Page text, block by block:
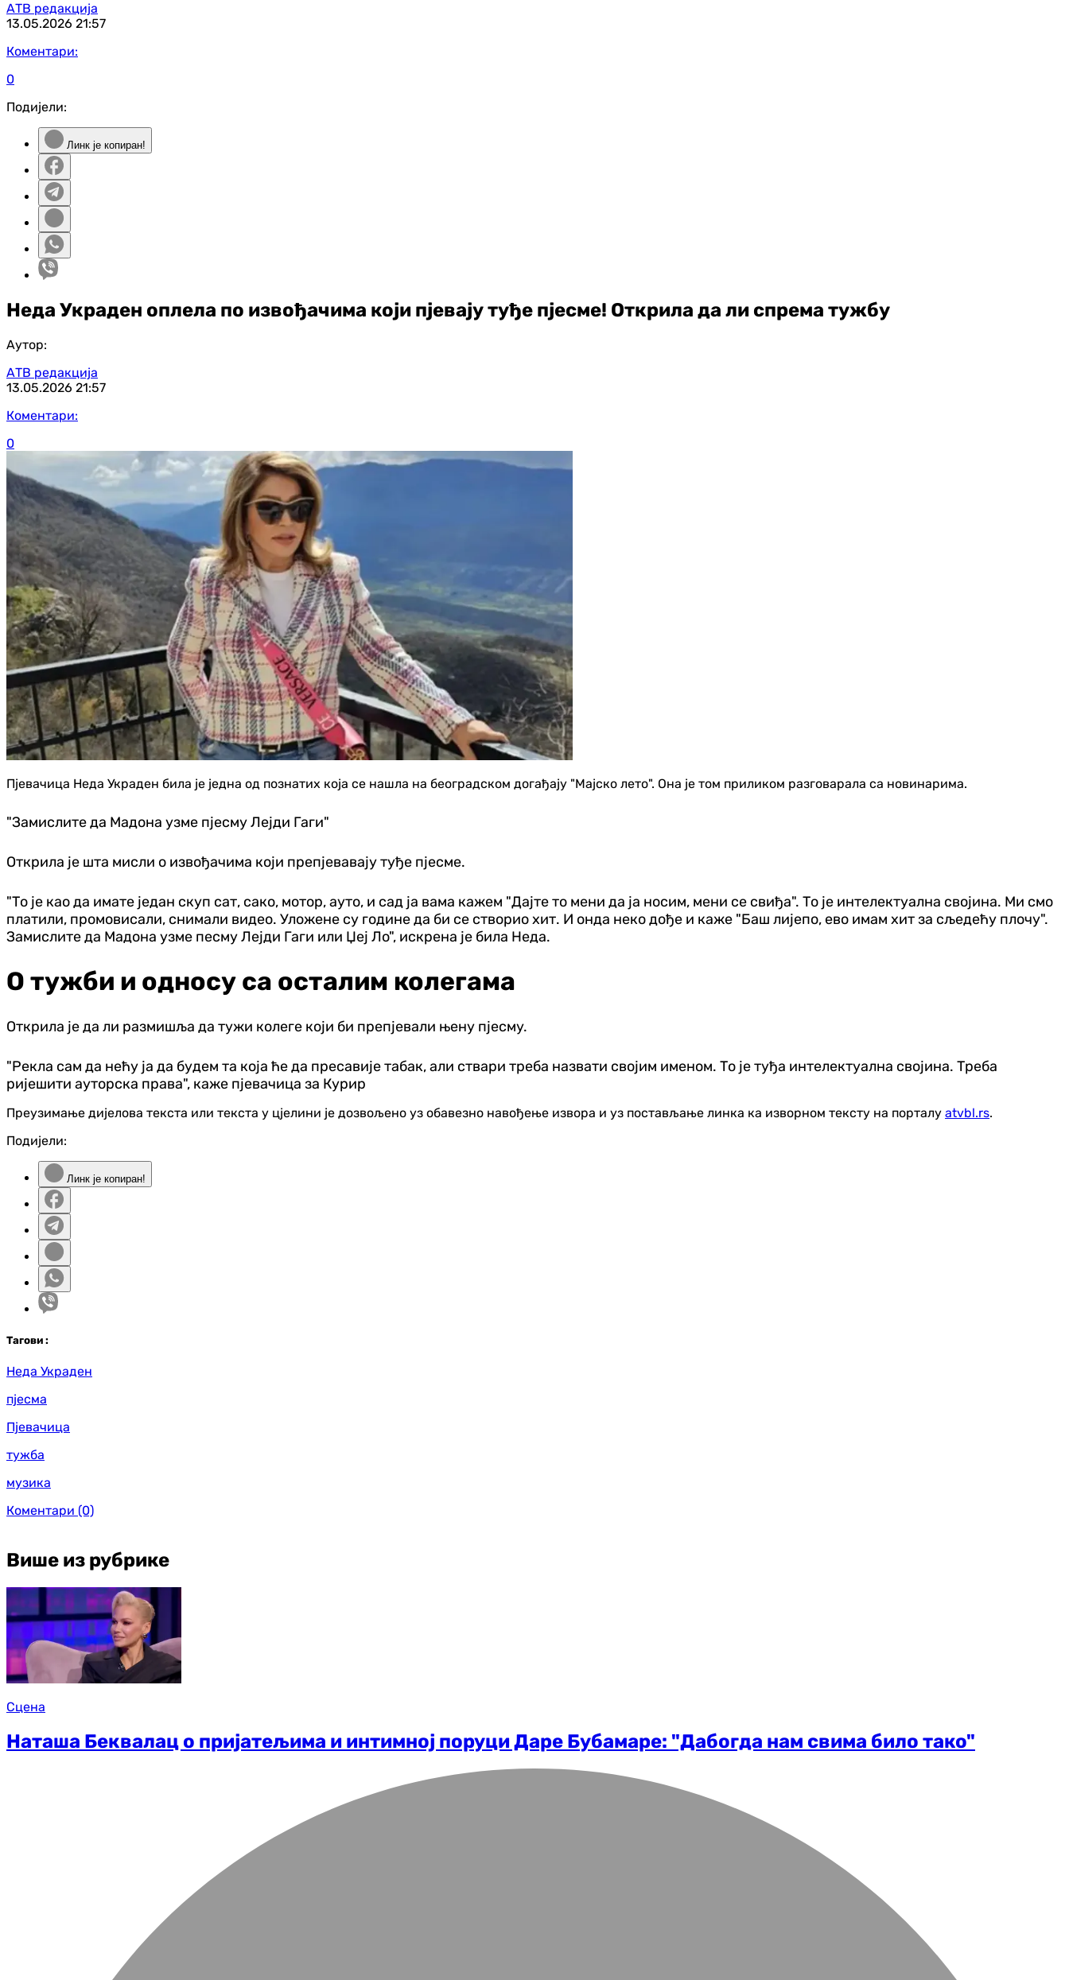
АТВ редакција
13.05.2026 21:57
Коментари:
0
Подијели:
Линк је копиран!
Неда Украден оплела по извођачима који пјевају туђе пјесме! Открила да ли спрема тужбу
Аутор:
АТВ редакција
13.05.2026 21:57
Коментари:
0
Пјевачица Неда Украден била је једна од познатих која се нашла на београдском догађају "Мајско лето". Она је том приликом разговарала са новинарима.
"Замислите да Мадона узме пјесму Лејди Гаги"
Открила је шта мисли о извођачима који препјевавају туђе пјесме.
"То је као да имате један скуп сат, сако, мотор, ауто, и сад ја вама кажем "Дајте то мени да ја носим, мени се свиђа". То је интелектуална својина. Ми смо
платили, промовисали, снимали видео. Уложене су године да би се створио хит. И онда неко дође и каже "Баш лијепо, ево имам хит за сљедећу плочу".
Замислите да Мадона узме песму Лејди Гаги или Џеј Ло", искрена је била Неда.
О тужби и односу са осталим колегама
Открила је да ли размишља да тужи колеге који би препјевали њену пјесму.
"Рекла сам да нећу ја да будем та која ће да пресавије табак, али ствари треба назвати својим именом. То је туђа интелектуална својина. Треба
ријешити ауторска права", каже пјевачица за Курир
Преузимање дијелова текста или текста у цјелини је дозвољено уз обавезно навођење извора и уз постављање линка ка изворном тексту на порталу atvbl.rs.
Подијели:
Линк је копиран!
Тагови :
Неда Украден
пјесма
Пјевачица
тужба
музика
Коментари (0)
Више из рубрике
Сцена
Наташа Беквалац о пријатељима и интимној поруци Даре Бубамаре: "Дабогда нам свима било тако"